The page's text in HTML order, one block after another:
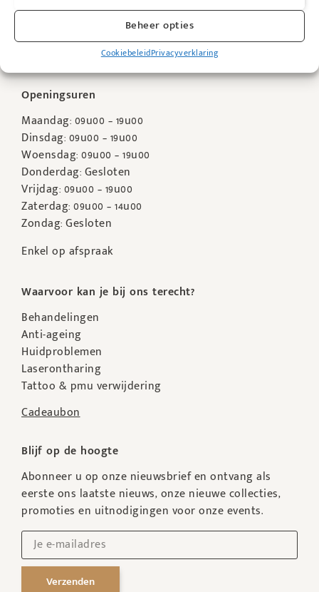
Beheer opties
CookiebeleidPrivacyverklaring
+32 13 67 00 76
E-mail:info@kybeau.be
Web: KyBeau.be
Openingsuren
Maandag: 09u00 – 19u00
Dinsdag: 09u00 – 19u00
Woensdag: 09u00 – 19u00
Donderdag: Gesloten
Vrijdag: 09u00 – 19u00
Zaterdag: 09u00 – 14u00
Zondag: Gesloten
Enkel op afspraak
Waarvoor kan je bij ons terecht?
Behandelingen
Anti-ageing
Huidproblemen
Laserontharing
Tattoo & pmu verwijdering
Cadeaubon
Blijf op de hoogte
Abonneer u op onze nieuwsbrief en ontvang als
eerste ons laatste nieuws, onze nieuwe collecties,
promoties en uitnodigingen voor onze events.
Verzenden